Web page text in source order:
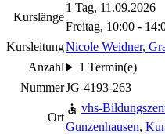
Kurslänge
1 Tag, 11.09.2026
Freitag, 10:00 -
KursleitungNicole Weidner,
Anzahl
1 Termin(e)
NummerJG-4193-263
Ort
vhs-
Gunzenhausen,